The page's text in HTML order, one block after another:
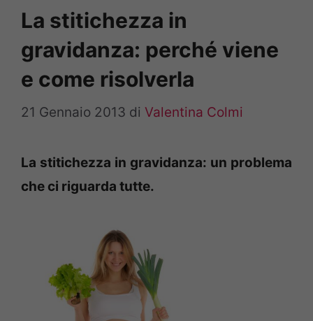
La stitichezza in
gravidanza: perché viene
e come risolverla
21 Gennaio 2013 di Valentina Colmi
La stitichezza in gravidanza: un problema
che ci riguarda tutte.